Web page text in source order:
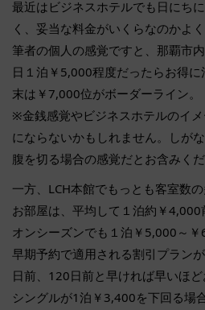
最近はビジネスホテルでも日にち
く、妥当な料金がいくらなのかよく
筆者の個人の感覚ですと、那覇市
日１泊￥5,000程度だったらお得
末は￥7,000位がボーダーライン。
※金銭感覚やビジネスホテルのイ
にならないかもしれません。しが
腹を切る場合の感覚だとお含みくだ
一方、LCH本館でもっとも客室数
お部屋は、平均して１泊約￥
オンシーズンでも１泊￥5,000～￥
早期予約で適用される割引プラン
日前、120日前と早ければ早いほ
シングルが1泊￥3,400を下回る場